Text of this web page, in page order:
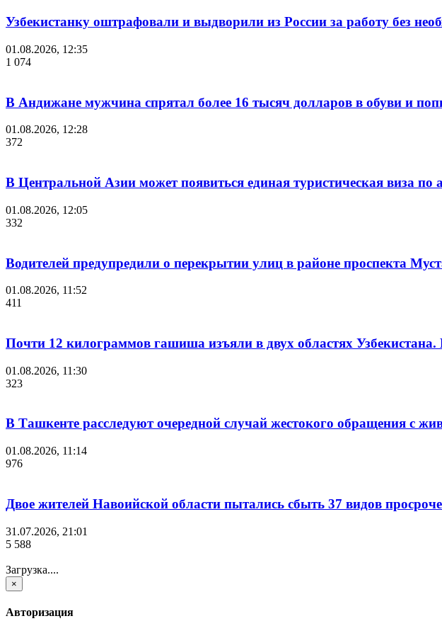
Узбекистанку оштрафовали и выдворили из России за работу без
01.08.2026, 12:35
1 074
В Андижане мужчина спрятал более 16 тысяч долларов в обуви и
01.08.2026, 12:28
372
В Центральной Азии может появиться единая туристическая виза по
01.08.2026, 12:05
332
Водителей предупредили о перекрытии улиц в районе проспекта
01.08.2026, 11:52
411
Почти 12 килограммов гашиша изъяли в двух областях Узбекистана.
01.08.2026, 11:30
323
В Ташкенте расследуют очередной случай жестокого обращения с
01.08.2026, 11:14
976
Двое жителей Навоийской области пытались сбыть 37 видов
31.07.2026, 21:01
5 588
Загрузка....
×
Авторизация